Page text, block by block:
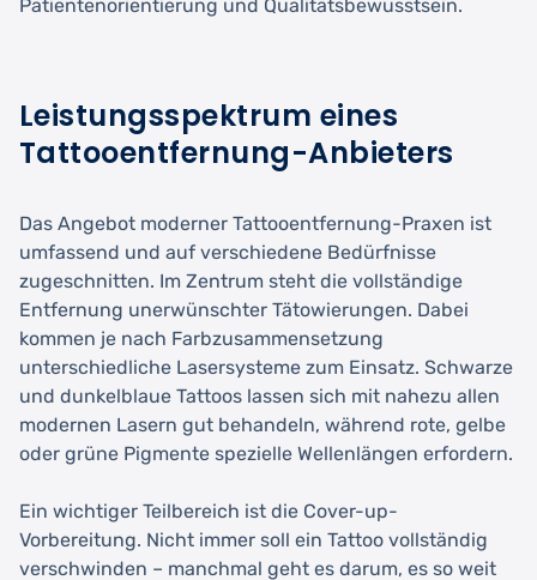
Patientenorientierung und Qualitätsbewusstsein.
Leistungsspektrum eines
Tattooentfernung-Anbieters
Das Angebot moderner Tattooentfernung-Praxen ist
umfassend und auf verschiedene Bedürfnisse
zugeschnitten. Im Zentrum steht die vollständige
Entfernung unerwünschter Tätowierungen. Dabei
kommen je nach Farbzusammensetzung
unterschiedliche Lasersysteme zum Einsatz. Schwarze
und dunkelblaue Tattoos lassen sich mit nahezu allen
modernen Lasern gut behandeln, während rote, gelbe
oder grüne Pigmente spezielle Wellenlängen erfordern.
Ein wichtiger Teilbereich ist die Cover-up-
Vorbereitung. Nicht immer soll ein Tattoo vollständig
verschwinden – manchmal geht es darum, es so weit